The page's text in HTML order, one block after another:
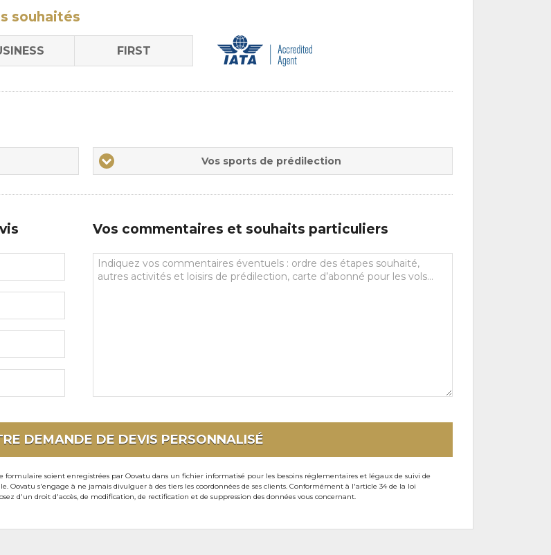
souhaités
FIRST
Vos
sports
Vos sports de prédilection
Vos commentaires et souhaits particuliers
Vos
commentaires
DEMANDE DE DEVIS PERSONNALISÉ
formulaire soient enregistrées par Oovatu dans un fichier informatisé pour les besoins réglementaires et légaux de suivi de
s'engage à ne jamais divulguer à des tiers les coordonnées de ses clients. Conformément à l'article 34 de la loi
d'un droit d'accès, de modification, de rectification et de suppression des données vous concernant.